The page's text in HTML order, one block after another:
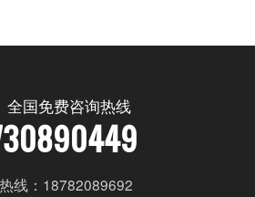
全国免费咨询热线
线：18782089692